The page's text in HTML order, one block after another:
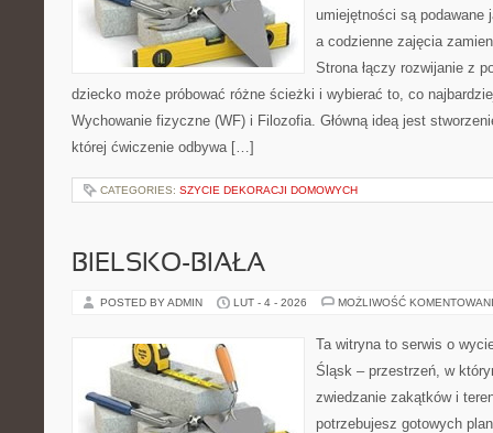
umiejętności są podawane
a codzienne zajęcia
Strona łączy rozwijanie z
dziecko może próbować różne ścieżki i wybierać to, co
Wychowanie fizyczne (WF) i Filozofia. Główną ideą jest
której ćwiczenie odbywa […]
CATEGORIES: SZYCIE DEKORACJI DOMOWYCH
BIELSKO-BIAŁA
POSTED BY ADMIN LUT - 4 - 2026 MOŻLIWOŚĆ
Ta witryna to serwis o
Śląsk – przestrzeń, w
zwiedzanie zakątków i
potrzebujesz gotowych